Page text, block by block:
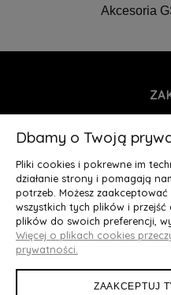
Akcesoria
MOJE
O
Deluxury.pl
Dbamy o Twoją
Pliki cookies i pokrewne im
działanie strony i pomagają
potrzeb. Możesz
wszystkich tych plików i
plików do swoich preferencji,
Więcej o plikach cookies
prywatności.
ZAAKCEPTUJ